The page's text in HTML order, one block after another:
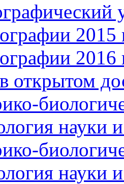
2015
2016
открытом
науки
науки